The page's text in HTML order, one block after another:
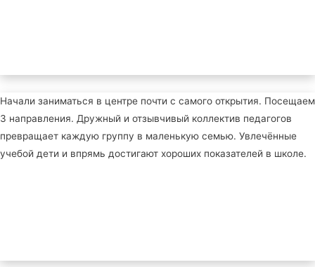
Начали заниматься в центре почти с самого открытия. Посещаем
3 направления. Дружный и отзывчивый коллектив педагогов
превращает каждую группу в маленькую семью. Увлечённые
учебой дети и впрямь достигают хороших показателей в школе.